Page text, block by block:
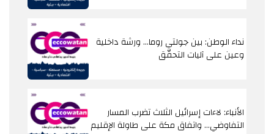
نداء الوطن: بين جولتي روما... ورشة داخلية
وعين على آليات التحقّق
الأنباء: لاءات إسرائيل الثلاث تضرب المسار
التفاوضي... واتفاق مكة على طاولة الإقليم